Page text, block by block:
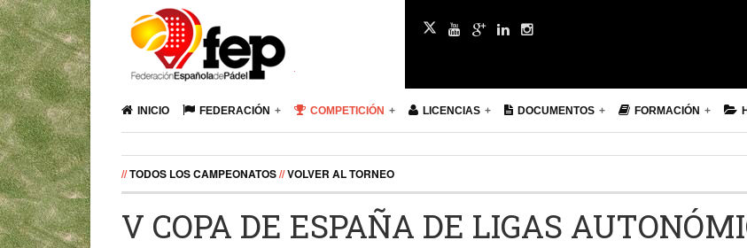
INICIO FEDERACIÓN COMPETICIÓN LICENCIAS DOCUMENTOS FORMACIÓN
//TODOS LOS CAMPEONATOS//VOLVER AL TORNEO
V COPA DE ESPAÑA DE LIGAS